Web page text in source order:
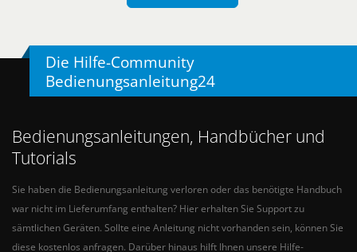
Die Hilfe-Community
Bedienungsanleitung24
Bedienungsanleitungen, Handbücher und
Tutorials
Sie haben die Bedienungsanleitung verloren oder das benötigte Handbuch
war nicht im Lieferumfang enthalten? Hier erhalten Sie Support zu
sämtlichen Geräten. Sollte eine Anleitung nicht vorhanden sein, können Sie
diese kostenlos anfragen. Darüber hinaus hilft Ihnen unsere Hilfe-